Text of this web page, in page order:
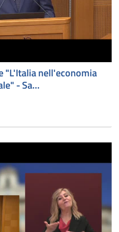
"L'Italia nell'economia
- Sa...